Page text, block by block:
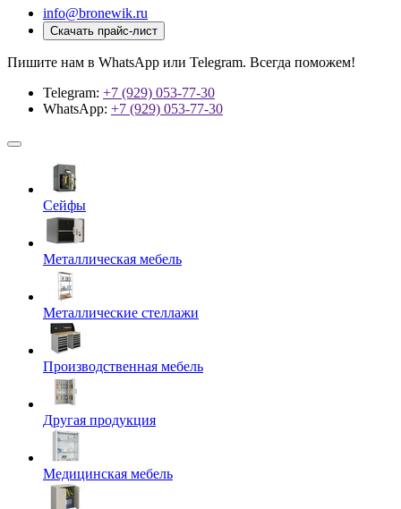
info@bronewik.ru
Скачать прайс-лист
Пишите нам в WhatsApp или Telegram. Всегда поможем!
Telegram: +7 (929) 053-77-30
WhatsApp: +7 (929) 053-77-30
Сейфы
Металлическая мебель
Металлические стеллажи
Производственная мебель
Другая продукция
Медицинская мебель